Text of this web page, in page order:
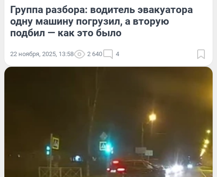
Группа разбора: водитель эвакуатора
одну машину погрузил, а вторую
подбил — как это было
22 ноября, 2025, 13:58 2 640 4